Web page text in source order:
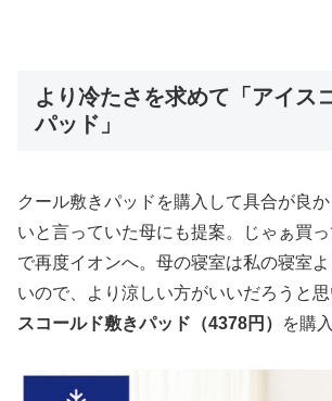
より冷たさを求めて「アイス
パッド」
クール敷きパッドを購入して具合が良
いと言っていた母にも提案。じゃぁ買
で再度イオンへ。母の寝室は私の寝室
いので、より涼しい方がいいだろうと
スコールド敷きパッド（4378円）
を購入